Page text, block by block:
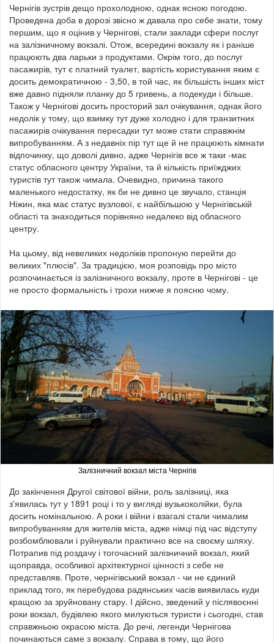
Чернігів зустрів дещо прохолодною, однак ясною погодою.
Проведена доба в дорозі звісно ж давала про себе знати, тому
першим, що я оцінив у Чернігові, стали заклади сфери послуг
на залізничному вокзалі. Отож, всередині вокзалу як і раніше
працюють два ларьки з продуктами. Окрім того, до послуг
пасажирів, тут є платний туалет, вартість користування яким є
досить демократичною - 3,50, в той час, як більшість інших міст
вже давно підняли планку до 5 гривень, а подекуди і більше.
Також у Чернігові досить просторий зал очікування, однак його
недолік у тому, що взимку тут дуже холодно і для транзитних
пасажирів очікування пересадки тут може стати справжнім
випробуванням. А з недавніх пір тут ще й не працюють кімнати
відпочинку, що доволі дивно, адже Чернігів все ж таки -має
статус обласного центру України, та й кількість приїжджих
туристів тут також чимала. Очевидно, причина такого
маленького недостатку, як би не дивно це звучало, станція
Ніжин, яка має статус вузлової, є найбільшою у Чернігівській
області та знаходиться порівняно недалеко від обласного
центру.
На цьому, від невеликих недоліків пропоную перейти до
великих "плюсів". За традицією, моя розповідь про місто
розпочинається із залізничного вокзалу, проте в Чернігові - це
не просто формальність і трохи нижче я поясню чому.
Залізничний вокзал міста Чернігів
До закінчення Другої світової війни, роль залізниці, яка
з'явилась тут у 1891 році і то у вигляді вузькоколійки, була
досить номінальною. А роки і війни і взагалі стали чималим
випробуванням для жителів міста, адже німці під час відступу
розбомблювали і руйнували практично все на своєму шляху.
Потрапив під роздачу і тогочасний залізничний вокзал, який
щоправда, особливої архітектурної цінності з себе не
представляв. Проте, чернігівський вокзал - чи не єдиний
приклад того, як перебудова радянських часів виявилась куди
кращою за зруйновану стару. І дійсно, зведений у післявоєнні
роки вокзал, будівлею якого милуються туристи і сьогодні, став
справжньою окрасою міста. До речі, легенди Чернігова
починаються саме з вокзалу. Справа в тому, що його